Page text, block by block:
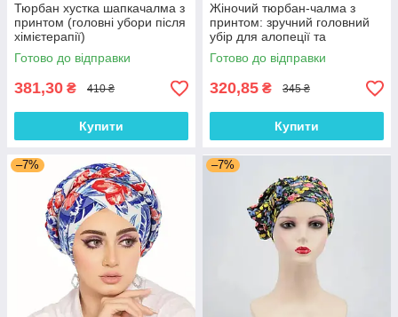
Тюрбан хустка шапкачалма з
принтом (головні убори після
хімієтерапії)
Готово до відправки
381,30 ₴ 410 ₴
Купити
Жіночий тюрбан-чалма з
принтом: зручний головний
убір для алопеції та
відновлення після
хімієтерапії
Готово до відправки
320,85 ₴ 345 ₴
Купити
–7% –7%